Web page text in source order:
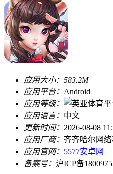
应用大小： 583.2M
应用平台： Android
应用等级：
应用语言： 中文
更新时间： 2026-08-08
应用厂商： 齐齐哈尔网
应用官网： 5577安卓网
备案号： 沪ICP备